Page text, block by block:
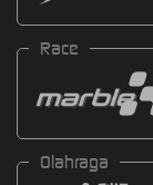
Race
Olahraga